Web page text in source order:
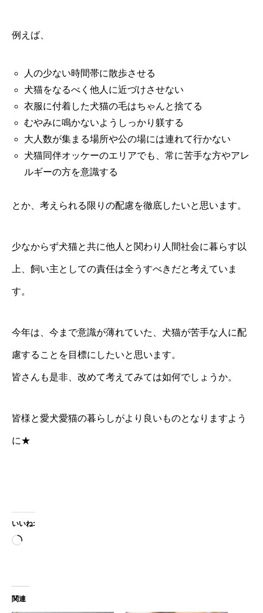
例えば、
人の少ない時間帯に散歩させる
犬猫をなるべく他人に近づけさせない
衣服に付着した犬猫の毛はちゃんと捨てる
むやみに鳴かないようしっかり躾する
大人数が集まる場所や公の場には連れて行かない
犬猫同伴オッケーのエリアでも、常に苦手な方やアレ
ルギーの方を意識する
とか、考えられる限りの配慮を徹底したいと思います。
少なからず犬猫と共に他人と関わり人間社会に暮らす以
上、飼い主としての責任は全うすべきだと考えていま
す。
今年は、今まで意識が薄れていた、犬猫が苦手な人に配
慮することを目標にしたいと思います。
皆さんも是非、改めて考えてみては如何でしょうか。
皆様と愛犬愛猫の暮らしがより良いものとなりますよう
に★
いいね:
読
関連